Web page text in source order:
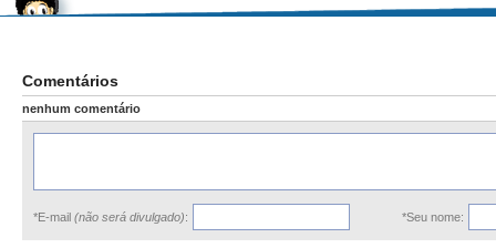
Comentários
nenhum comentário
*E-mail (não será divulgado): *Seu nome: